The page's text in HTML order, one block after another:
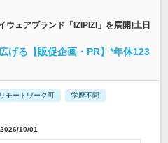
ウェアブランド「IZIPIZI」を展開]土日
げる【販促企画・PR】*年休123
リモートワーク可 学歴不問
10/01